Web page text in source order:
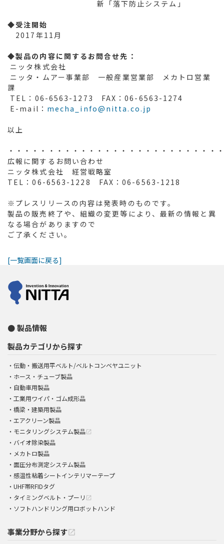
新「落下防止システム」
◆受注開始
2017年11月
◆製品の内容に関するお問合せ先：
ニッタ株式会社
ニッタ・ムアー事業部 一般産業営業部 メカトロ営業
課
TEL：06-6563-1273 FAX：06-6563-1274
E-mail： mecha_info@nitta.co.jp
以上
・・・・・・・・・・・・・・・・・・・・・・・・・
広報に関するお問い合わせ
ニッタ株式会社 経営戦略室
TEL：06-6563-1228 FAX：06-6563-1218
※プレスリリースの内容は発表時のものです。
製品の販売終了や、組織の変更等により、最新の情報と異
なる場合がありますので
ご了承ください。
[一覧画面に戻る]
製品情報
製品カテゴリから探す
伝動・搬送用平ベルト/ベルトコンベヤユニット
ホース・チューブ製品
自動車用製品
工業用ワイパ・ゴム成形品
橋梁・建築用製品
エアクリーン製品
モニタリングシステム製品 open_in_new
バイオ除染製品
メカトロ製品
面圧分布測定システム製品
感温性粘着シートインテリマーテープ
UHF帯RFIDタグ
タイミングベルト・プーリ open_in_new
ソフトハンドリング用ロボットハンド
事業分野から探すopen_in_new